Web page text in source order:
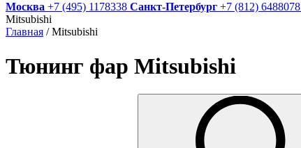
Москва +7 (495) 1178338 Санкт-Петербург +7 (812) 6488078
Mitsubishi
Главная / Mitsubishi
Тюнинг фар Mitsubishi